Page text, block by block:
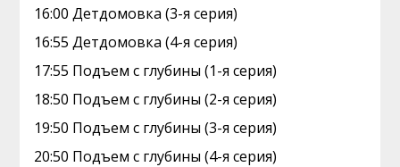
16:00 Детдомовка (3-я серия)
16:55 Детдомовка (4-я серия)
17:55 Подъем с глубины (1-я серия)
18:50 Подъем с глубины (2-я серия)
19:50 Подъем с глубины (3-я серия)
20:50 Подъем с глубины (4-я серия)